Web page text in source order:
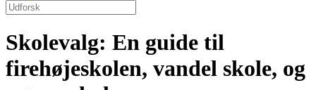
Skolevalg: En guide til
firehøjeskolen, vandel skole, og